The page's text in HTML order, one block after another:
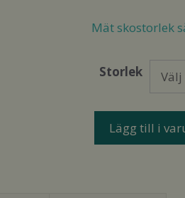
Mät skostorlek
Storlek
Street
Lägg till i